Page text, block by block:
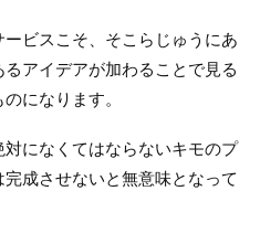
ビスこそ、そこらじゅうにあ
アイデアが加わることで見る
になります。
になくてはならないキモのプ
成させないと無意味となって